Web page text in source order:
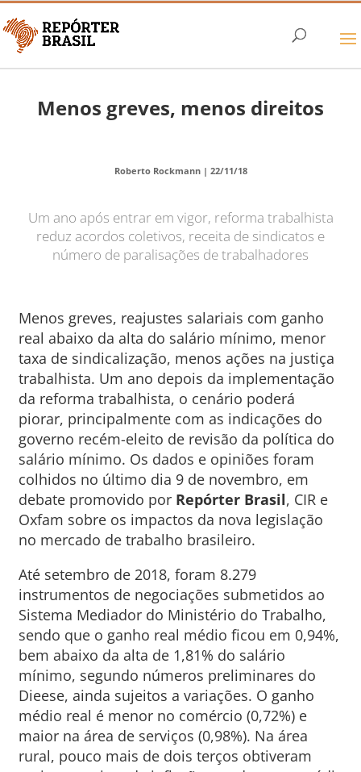
Menos greves, menos direitos
Roberto Rockmann | 22/11/18
Um ano após entrar em vigor, reforma trabalhista
reduz acordos coletivos, receita de sindicatos e
número de paralisações de trabalhadores
Menos greves, reajustes salariais com ganho
real abaixo da alta do salário mínimo, menor
taxa de sindicalização, menos ações na justiça
trabalhista. Um ano depois da implementação
da reforma trabalhista, o cenário poderá
piorar, principalmente com as indicações do
governo recém-eleito de revisão da política do
salário mínimo. Os dados e opiniões foram
colhidos no último dia 9 de novembro, em
debate promovido por Repórter Brasil, CIR e
Oxfam sobre os impactos da nova legislação
no mercado de trabalho brasileiro.
Até setembro de 2018, foram 8.279
instrumentos de negociações submetidos ao
Sistema Mediador do Ministério do Trabalho,
sendo que o ganho real médio ficou em 0,94%,
bem abaixo da alta de 1,81% do salário
mínimo, segundo números preliminares do
Dieese, ainda sujeitos a variações. O ganho
médio real é menor no comércio (0,72%) e
maior na área de serviços (0,98%). Na área
rural, pouco mais de dois terços obtiveram